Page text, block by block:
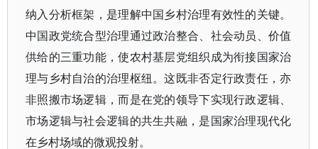
纳入分析框架，是理解中国乡村治理有效性的关键。
中国政党统合型治理通过政治整合、社会动员、价值
供给的三重功能，使农村基层党组织成为衔接国家治
理与乡村自治的治理枢纽。这既非否定行政责任，亦
非照搬市场逻辑，而是在党的领导下实现行政逻辑、
市场逻辑与社会逻辑的共生共融，是国家治理现代化
在乡村场域的微观投射。